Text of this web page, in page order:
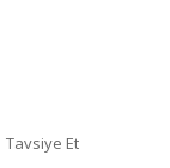
Tavsiye Et